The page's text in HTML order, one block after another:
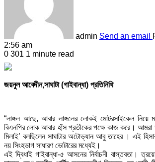
admin Send an email
2:56 am
0 301 1 minute read
জয়নুল আবেদীন,সাঘাটা (গাইবান্ধা) প্রতিনিধি
“লাঙ্গল আছে, আবার লাঙ্গলের লোকই মোটরসাইকেল নিয়ে
বিএনপির লোক আবার হাঁস প্রতীকের পক্ষে কাজ করে। আমরা
মিলাই’ বলছিলেন সাঘাটার অটোভ্যান আবু তাহের । এই
নয় সিংহভাগ সাধারণ ভোটারের মধ্যেই।
এই দ্বিধাই গাইবান্ধা-৫ আসনের নির্বাচনী বাস্তবতা।